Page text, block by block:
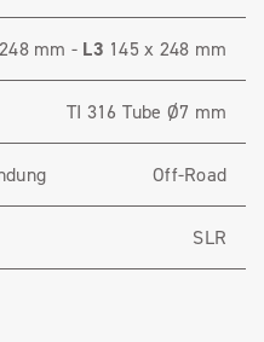
mm - L3 145 x 248 mm
TI 316 Tube Ø7 mm
Off-Road
SLR